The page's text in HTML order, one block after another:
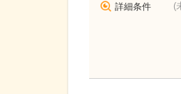
詳細条件 (